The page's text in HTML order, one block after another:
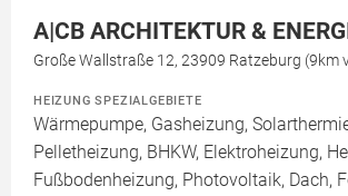
A|CB ARCHITEKTUR &
Große Wallstraße 12, 23909 Ratzeburg (9km
HEIZUNG SPEZIALGEBIETE
Wärmepumpe, Gasheizung,
Pelletheizung, BHKW, Elektroheizung,
Fußbodenheizung, Photovoltaik, Dach,